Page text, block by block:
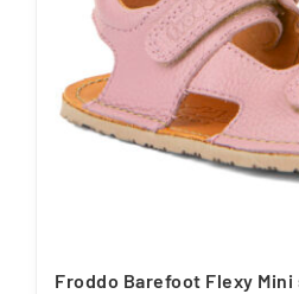
Froddo Barefoot Flexy Mini